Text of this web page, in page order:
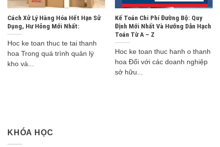
Cách Xử Lý Hàng Hóa Hết Hạn Sử
Dụng, Hư Hỏng Mới Nhất:
Hoc ke toan thuc te tai thanh
hoa Trong quá trình quản lý
kho và...
Kế Toán Chi Phí Đường Bộ: Quy
Định Mới Nhất Và Hướng Dẫn Hạch
Toán Từ A – Z
Hoc ke toan thuc hanh o thanh
hoa Đối với các doanh nghiệp
sở hữu...
KHÓA HỌC